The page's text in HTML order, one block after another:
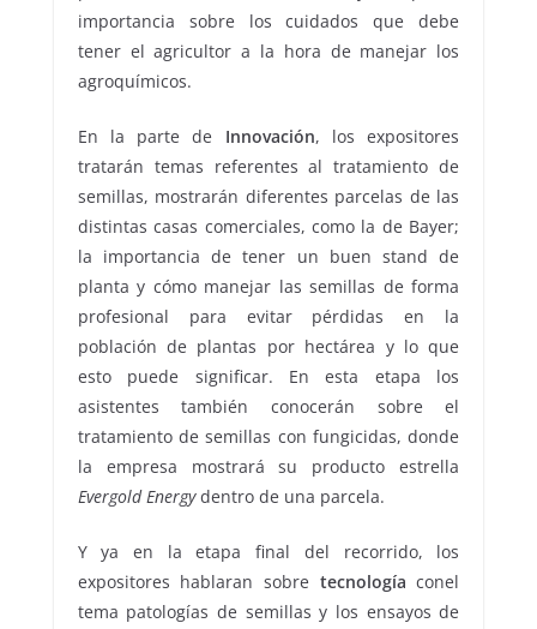
importancia sobre los cuidados que debe
tener el agricultor a la hora de manejar los
agroquímicos.
En la parte de Innovación, los expositores
tratarán temas referentes al tratamiento de
semillas, mostrarán diferentes parcelas de las
distintas casas comerciales, como la de Bayer;
la importancia de tener un buen stand de
planta y cómo manejar las semillas de forma
profesional para evitar pérdidas en la
población de plantas por hectárea y lo que
esto puede significar. En esta etapa los
asistentes también conocerán sobre el
tratamiento de semillas con fungicidas, donde
la empresa mostrará su producto estrella
Evergold Energydentro de una parcela.
Y ya en la etapa final del recorrido, los
expositores hablaran sobre tecnologíaconel
tema patologías de semillas y los ensayos de